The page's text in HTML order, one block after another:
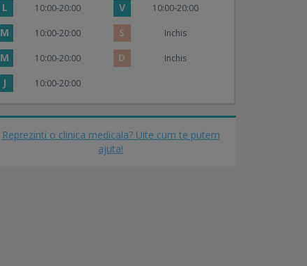
L 10:00-20:00 V 10:00-20:00
M 10:00-20:00 S Inchis
M 10:00-20:00 D Inchis
J 10:00-20:00
Reprezinti o clinica medicala? Uite cum te putem
ajuta!